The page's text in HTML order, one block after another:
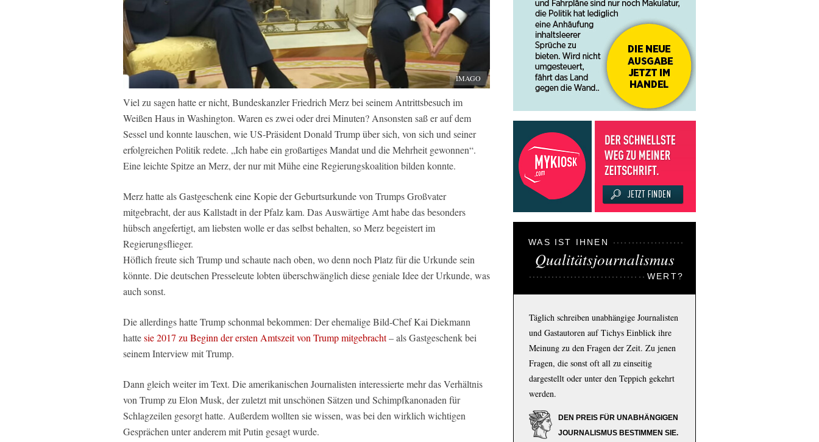
IMAGO
Viel zu sagen hatte er nicht, Bundeskanzler Friedrich Merz bei seinem Antrittsbesuch im
Weißen Haus in Washington. Waren es zwei oder drei Minuten? Ansonsten saß er auf dem
Sessel und konnte lauschen, wie US-Präsident Donald Trump über sich, von sich und seiner
erfolgreichen Politik redete. „Ich habe ein großartiges Mandat und die Mehrheit gewonnen“.
Eine leichte Spitze an Merz, der nur mit Mühe eine Regierungskoalition bilden konnte.
Merz hatte als Gastgeschenk eine Kopie der Geburtsurkunde von Trumps Großvater
mitgebracht, der aus Kallstadt in der Pfalz kam. Das Auswärtige Amt habe das besonders
hübsch angefertigt, am liebsten wolle er das selbst behalten, so Merz begeistert im
Regierungsflieger.
Höflich freute sich Trump und schaute nach oben, wo denn noch Platz für die Urkunde sein
könnte. Die deutschen Presseleute lobten überschwänglich diese geniale Idee der Urkunde, was
auch sonst.
Die allerdings hatte Trump schonmal bekommen: Der ehemalige Bild-Chef Kai Diekmann
hattesie 2017 zu Beginn der ersten Amtszeit von Trump mitgebracht– als Gastgeschenk bei
seinem Interview mit Trump.
Dann gleich weiter im Text. Die amerikanischen Journalisten interessierte mehr das Verhältnis
von Trump zu Elon Musk, der zuletzt mit unschönen Sätzen und Schimpfkanonaden für
Schlagzeilen gesorgt hatte. Außerdem wollten sie wissen, was bei den wirklich wichtigen
Gesprächen unter anderem mit Putin gesagt wurde.
WAS IST IHNEN
Qualitätsjournalismus
WERT?
Täglich schreiben unabhängige Journalisten
und Gastautoren auf Tichys Einblick ihre
Meinung zu den Fragen der Zeit. Zu jenen
Fragen, die sonst oft all zu einseitig
dargestellt oder unter den Teppich gekehrt
werden.
DEN PREIS FÜR UNABHÄNGIGEN
JOURNALISMUS BESTIMMEN SIE.